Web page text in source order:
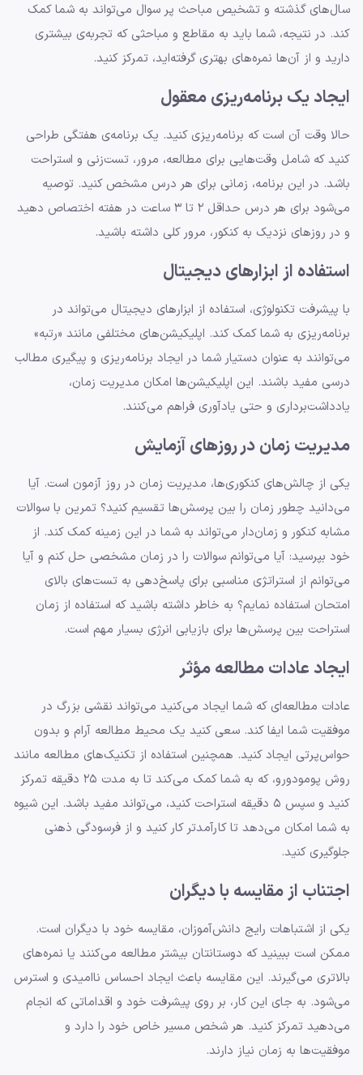
سال‌های گذشته و تشخیص مباحث پر سوال می‌تواند به شما کمک
کند. در نتیجه، شما باید به مقاطع و مباحثی که تجربه‌ی بیشتری
دارید و از آن‌ها نمره‌های بهتری گرفته‌اید، تمرکز کنید.
ایجاد یک برنامه‌ریزی معقول
حالا وقت آن است که برنامه‌ریزی کنید. یک برنامه‌ی هفتگی طراحی
کنید که شامل وقت‌هایی برای مطالعه، مرور، تست‌زنی و استراحت
باشد. در این برنامه، زمانی برای هر درس مشخص کنید. توصیه
می‌شود برای هر درس حداقل ۲ تا ۳ ساعت در هفته اختصاص دهید
و در روزهای نزدیک به کنکور، مرور کلی داشته باشید.
استفاده از ابزارهای دیجیتال
با پیشرفت تکنولوژی، استفاده از ابزارهای دیجیتال می‌تواند در
برنامه‌ریزی به شما کمک کند. اپلیکیشن‌های مختلفی مانند «رتبه»
می‌توانند به عنوان دستیار شما در ایجاد برنامه‌ریزی و پیگیری مطالب
درسی مفید باشند. این اپلیکیشن‌ها امکان مدیریت زمان،
یادداشت‌برداری و حتی یادآوری فراهم می‌کنند.
مدیریت زمان در روزهای آزمایش
یکی از چالش‌های کنکوری‌ها، مدیریت زمان در روز آزمون است. آیا
می‌دانید چطور زمان را بین پرسش‌ها تقسیم کنید؟ تمرین با سوالات
مشابه کنکور و زمان‌دار می‌تواند به شما در این زمینه کمک کند. از
خود بپرسید: آیا می‌توانم سوالات را در زمان مشخصی حل کنم و آیا
می‌توانم از استراتژی مناسبی برای پاسخ‌دهی به تست‌های بالای
امتحان استفاده نمایم؟ به خاطر داشته باشید که استفاده از زمان
استراحت بین پرسش‌ها برای بازیابی انرژی بسیار مهم است.
ایجاد عادات مطالعه مؤثر
عادات مطالعه‌ای که شما ایجاد می‌کنید می‌تواند نقشی بزرگ در
موفقیت شما ایفا کند. سعی کنید یک محیط مطالعه آرام و بدون
حواس‌پرتی ایجاد کنید. همچنین استفاده از تکنیک‌های مطالعه مانند
روش پومودورو، که به شما کمک می‌کند تا به مدت ۲۵ دقیقه تمرکز
کنید و سپس ۵ دقیقه استراحت کنید، می‌تواند مفید باشد. این شیوه
به شما امکان می‌دهد تا کارآمدتر کار کنید و از فرسودگی ذهنی
جلوگیری کنید.
اجتناب از مقایسه با دیگران
یکی از اشتباهات رایج دانش‌آموزان، مقایسه خود با دیگران است.
ممکن است ببینید که دوستانتان بیشتر مطالعه می‌کنند یا نمره‌های
بالاتری می‌گیرند. این مقایسه باعث ایجاد احساس ناامیدی و استرس
می‌شود. به جای این کار، بر روی پیشرفت خود و اقداماتی که انجام
می‌دهید تمرکز کنید. هر شخص مسیر خاص خود را دارد و
موفقیت‌ها به زمان نیاز دارند.